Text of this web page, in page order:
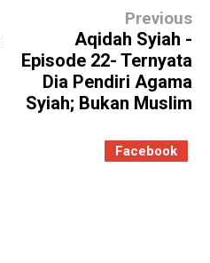
Previous
Aqidah Syiah -
Episode 22- Ternyata
Dia Pendiri Agama
Syiah; Bukan Muslim
Facebook